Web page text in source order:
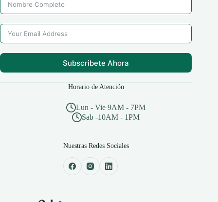
Subscribete Ahora
Horario de Atención
Lun - Vie 9AM - 7PM
Sab -10AM - 1PM
Nuestras Redes Sociales